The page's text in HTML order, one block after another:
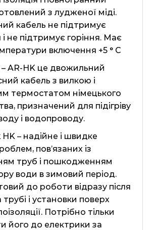
з лудженої міді.
кабель не підтримує
не підтримує горіння. Має
включення +5 ° С
AR-HK це двожильний
кабель з вилкою і
термостатом німецького
призначений для підігріву
і водопроводу.
– надійне і швидке
пов’язаних із
труб і пошкодженням
води в зимовий період.
до роботи відразу після
трубі і установки поверх
Потрібно тільки
його до електрики за